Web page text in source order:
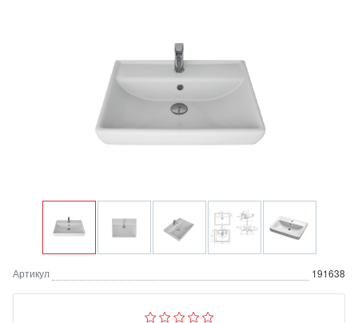
Артикул 191638